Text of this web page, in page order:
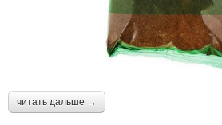
читать дальше →